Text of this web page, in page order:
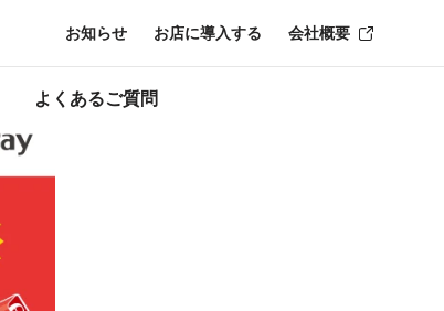
よくあるご質問
お知らせ お店に導入する 会社概要